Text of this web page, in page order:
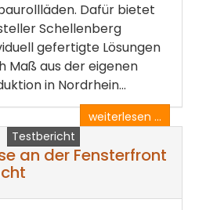
Dafür bietet
Schellenberg
gefertigte Lösungen
Maß aus der eigenen
in Nordrhein...
weiterlesen ...
Testbericht
an der Fensterfront